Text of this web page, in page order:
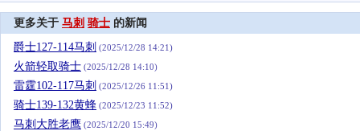
更多关于 马刺 骑士 的新闻
爵士127-114马刺 (2025/12/28 14:21)
火箭轻取骑士 (2025/12/28 14:10)
雷霆102-117马刺 (2025/12/26 11:51)
骑士139-132黄蜂 (2025/12/23 11:52)
马刺大胜老鹰 (2025/12/20 15:49)